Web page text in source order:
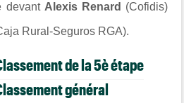
devant Alexis Renard (Cofidis)
Rural-Seguros RGA).
de la 5è étape
général